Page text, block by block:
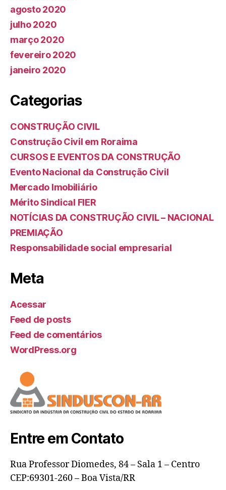
agosto 2020
julho 2020
março 2020
fevereiro 2020
janeiro 2020
Categorias
CONSTRUÇÃO CIVIL
Construção Civil em Roraima
CURSOS E EVENTOS DA CONSTRUÇÃO
Evento Nacional da Construção Civil
Mercado Imobiliário
Mérito Sindical FIER
NOTÍCIAS DA CONSTRUÇÃO CIVIL – NACIONAL
PREMIAÇÃO
Responsabilidade social empresarial
Meta
Acessar
Feed de posts
Feed de comentários
WordPress.org
Entre em Contato
Rua Professor Diomedes, 84 – Sala 1 – Centro
CEP:69301-260 – Boa Vista/RR